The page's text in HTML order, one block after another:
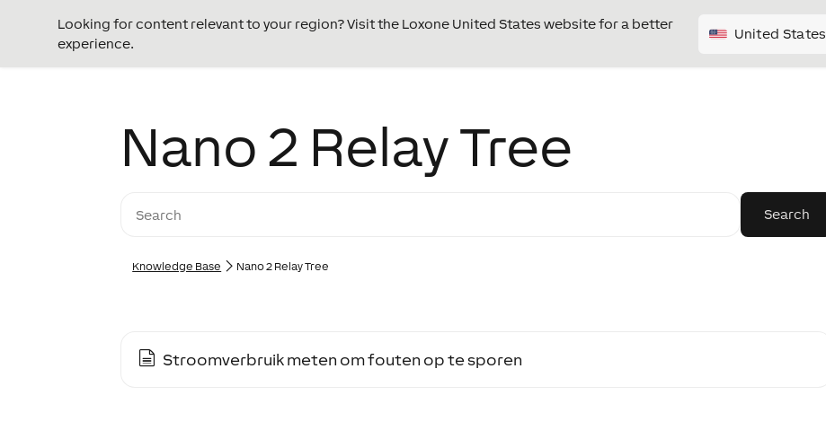
Looking for content relevant to your region? Visit the Loxone United States website for a better
experience.
United States
Nano 2 Relay Tree
Knowledge Base Nano 2 Relay Tree
Stroomverbruik meten om fouten op te sporen